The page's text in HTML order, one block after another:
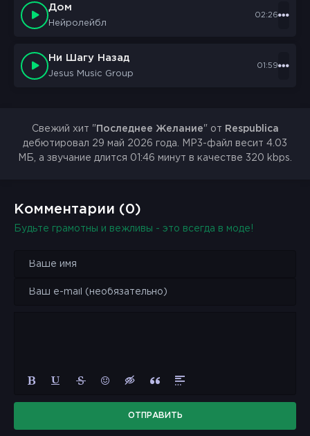
Дом
Нейролейбл
02:26
Ни Шагу Назад
Jesus Music Group
01:59
Свежий хит " Последнее Желание" от Respublica
дебютировал 29 май 2026 года. MP3-файл весит 4.03
МБ, а звучание длится 01:46 минут в качестве 320 kbps.
Комментарии (0)
Будьте грамотны и вежливы - это всегда в моде!
ОТПРАВИТЬ